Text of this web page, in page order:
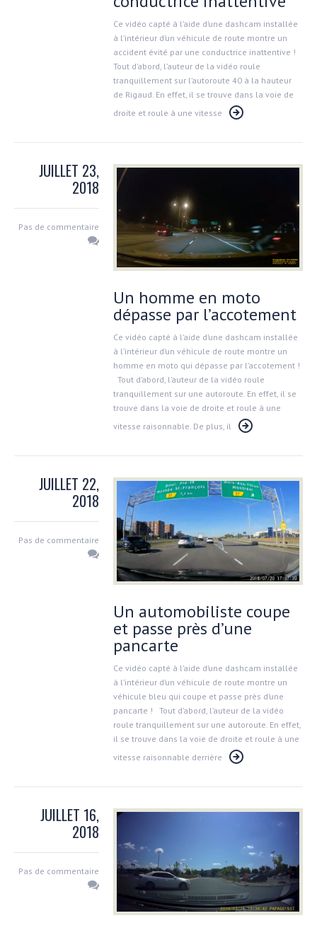
Ce vidéo capté à l’aide d’une dashcam installée
à l’intérieur d’un véhicule de route montre un
accident évité par une conductrice inattentive !
Tout d’abord, l’auteur de la vidéo roule
tranquillement sur l’autoroute 40 à la hauteur
de Rigaud. En effet, il se trouve dans la voie de
droite et roule à une vitesse
JUILLET 23,
2018
Pas de commentaire
Un homme en moto
dépasse par l’accotement
Ce vidéo capté à l’aide d’une dashcam installée
à l’intérieur d’un véhicule de route montre un
homme en moto qui dépasse par l’accotement !
Tout d’abord, l’auteur de la vidéo roule
tranquillement sur une autoroute. En effet, il se
trouve dans la voie de droite et roule à une
vitesse raisonnable. De plus, il
JUILLET 22,
2018
Pas de commentaire
Un automobiliste coupe
et passe près d’une
pancarte
Ce vidéo capté à l’aide d’une dashcam installée
à l’intérieur d’un véhicule de route montre un
véhicule bleu qui coupe et passe près d’une
pancarte ! Tout d’abord, l’auteur de la vidéo
roule tranquillement sur une autoroute. En effet,
il se trouve dans la voie de droite et roule à une
vitesse raisonnable derrière
JUILLET 16,
2018
Pas de commentaire